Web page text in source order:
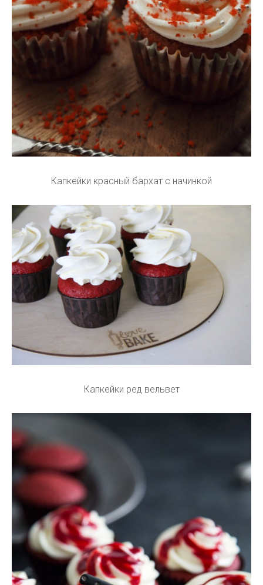
Капкейки красный бархат с начинкой
Капкейки ред вельвет